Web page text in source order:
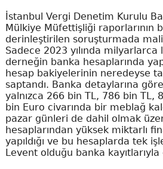
İstanbul Vergi Denetim Kurulu
Mülkiye Müfettişliği raporlarının
derinleştirilen soruşturmada mali
Sadece 2023 yılında milyarlarca
derneğin banka hesaplarında
hesap bakiyelerinin neredeyse
saptandı. Banka detaylarına
yalnızca 266 bin TL, 786 bin TL,
bin Euro civarında bir meblağ
pazar günleri de dahil olmak
hesaplarından yüksek miktarlı
yapıldığı ve bu hesaplarda tek
Levent olduğu banka kayıtlarıyla